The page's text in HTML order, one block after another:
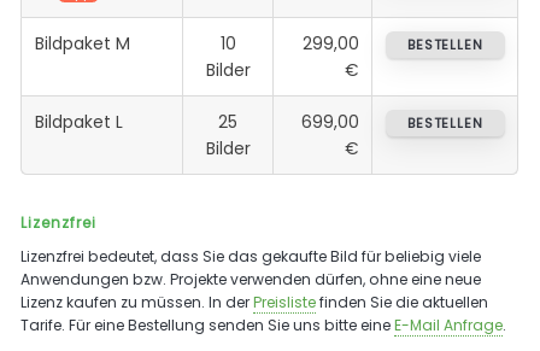
Bildpaket M
10
Bilder
299,00
€
BESTELLEN
Bildpaket L
25
Bilder
699,00
€
BESTELLEN
Lizenzfrei
Lizenzfrei bedeutet, dass Sie das gekaufte Bild für beliebig viele
Anwendungen bzw. Projekte verwenden dürfen, ohne eine neue
Lizenz kaufen zu müssen. In derPreislistefinden Sie die aktuellen
Tarife. Für eine Bestellung senden Sie uns bitte eineE-Mail Anfrage.